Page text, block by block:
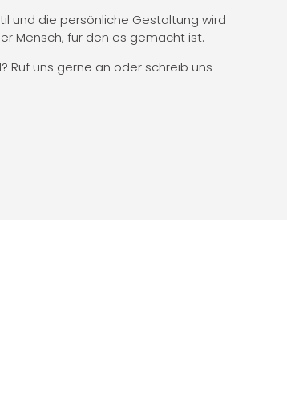
und die persönliche Gestaltung wird
Mensch, für den es gemacht ist.
Ruf uns gerne an oder schreib uns –